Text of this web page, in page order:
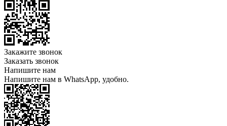
Закажите звонок
Заказать звонок
Напишите нам
Напишите нам в WhatsApp, удобно.